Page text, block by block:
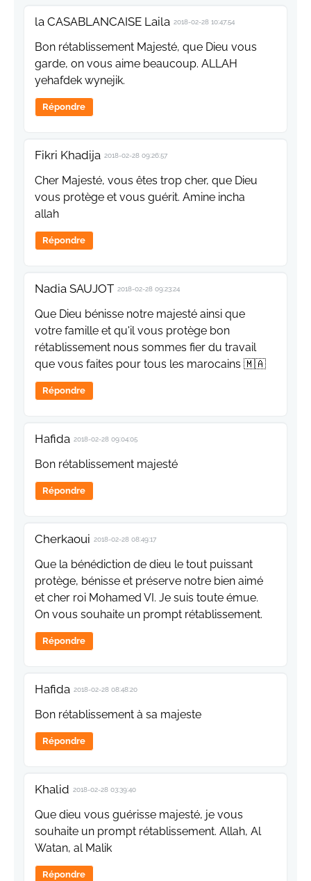
la CASABLANCAISE Laila 2018-02-28 10:47:54
Bon rétablissement Majesté, que Dieu vous
garde, on vous aime beaucoup. ALLAH
yehafdek wynejik.
Répondre
Fikri Khadija 2018-02-28 09:26:57
Cher Majesté, vous êtes trop cher, que Dieu
vous protège et vous guérit. Amine incha
allah
Répondre
Nadia SAUJOT 2018-02-28 09:23:24
Que Dieu bénisse notre majesté ainsi que
votre famille et qu'il vous protège bon
rétablissement nous sommes fier du travail
que vous faites pour tous les marocains 🇲🇦
Répondre
Hafida 2018-02-28 09:04:05
Bon rétablissement majesté
Répondre
Cherkaoui 2018-02-28 08:49:17
Que la bénédiction de dieu le tout puissant
protège, bénisse et préserve notre bien aimé
et cher roi Mohamed VI. Je suis toute émue.
On vous souhaite un prompt rétablissement.
Répondre
Hafida 2018-02-28 08:48:20
Bon rétablissement à sa majeste
Répondre
Khalid 2018-02-28 03:39:40
Que dieu vous guérisse majesté, je vous
souhaite un prompt rétablissement. Allah, Al
Watan, al Malik
Répondre